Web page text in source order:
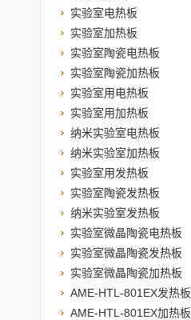
实验室电热板
实验室加热板
实验室陶瓷电热板
实验室陶瓷加热板
实验室用电热板
实验室用加热板
纳米实验室电热板
纳米实验室加热板
实验室用发热板
实验室陶瓷发热板
纳米实验室发热板
实验室微晶陶瓷电热板
实验室微晶陶瓷发热板
实验室微晶陶瓷加热板
AME-HTL-801EX发热板
AME-HTL-801EX加热板